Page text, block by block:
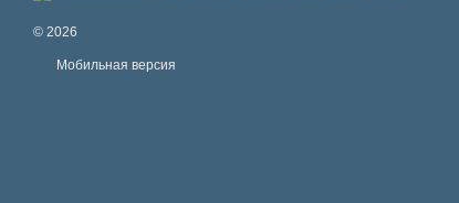
© 2026
Мобильная версия